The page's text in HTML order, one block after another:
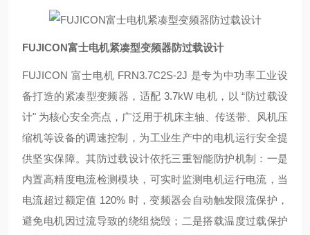
FUJICON富士电机紧凑型变频器防过载设计
FUJICON 富士电机 FRN3.7C2S-2J 是专为中功率工业设
备打造的紧凑型变频器，适配 3.7kW 电机，以 “防过载设
计" 为核心安全亮点，广泛用于机床主轴、传送带、风机压
缩机等设备的调速控制，为工业生产中的电机运行安全提
供坚实保障。其防过载设计依托三重智能防护机制：一是
内置高精度电流检测模块，可实时监测电机运行电流，当
电流超过额定值 120% 时，变频器会自动触发限流保护，
避免电机因过流导致的绕组烧毁；二是搭载温度过载保护